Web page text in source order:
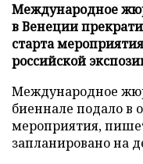
Международное
в Венеции
старта
российской
Международное
биеннале подало в
мероприятия,
запланировано на